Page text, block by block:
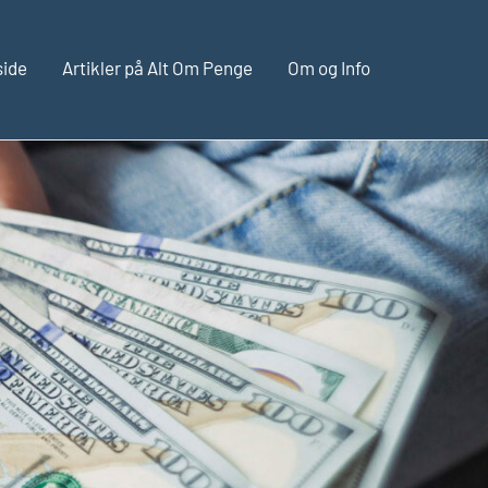
Artikler på Alt Om Penge Om og Info